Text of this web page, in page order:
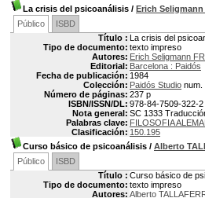
La crisis del psicoanálisis / Erich Seligmann
Público
ISBD
Título : La crisis del
Tipo de documento: texto impreso
Autores: Erich Seligmann
Editorial: Barcelona : Paidós
Fecha de publicación: 1984
Colección: Paidós Studio num.
Número de páginas: 237 p
ISBN/ISSN/DL: 978-84-7509-322-2
Nota general: SC 1333
Palabras clave: FILOSOFIA
Clasificación: 150.195
Curso básico de psicoanálisis / Alberto
Público
ISBD
Título : Curso básico de
Tipo de documento: texto impreso
Autores: Alberto